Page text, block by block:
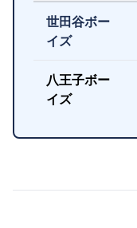
世田谷ボー
イズ
八王子ボー
イズ